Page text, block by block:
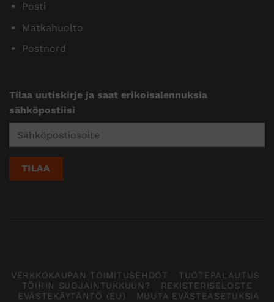
Posti
Matkahuolto
Postnord
Tilaa uutiskirje ja saat erikoisalennuksia
sähköpostiisi
VERKKOKAUPAN TOIMITUSEHDOT
TUOTEPALAUTUS
TÖIHIN SUOJAINTUKKUUN?
REKISTERISELOSTE
EVÄSTEKÄYTÄNTÖ (EU)
MUUTA EVÄSTEASETUKSIA